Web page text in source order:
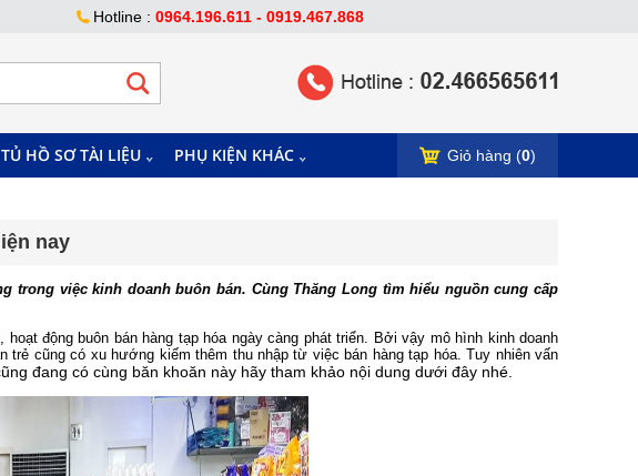
Giỏ hàng (0)
TỦ HỒ SƠ TÀI LIỆU PHỤ KIỆN KHÁC
nay
trong việc kinh doanh buôn bán. Cùng Thăng Long tìm hiểu nguồn cung cấp
động buôn bán hàng tạp hóa ngày càng phát triển. Bởi vậy mô hình kinh doanh
cũng có xu hướng kiếm thêm thu nhập từ việc bán hàng tạp hóa. Tuy nhiên vấn
đang có cùng băn khoăn này hãy tham khảo nội dung dưới đây nhé.
Hotline : 0964.196.611 - 0919.467.868